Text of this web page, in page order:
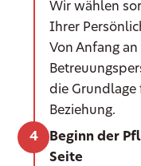
Wir wählen
Ihrer
Von Anfang
die Grundlage
Beziehung.
Beginn der
Seite